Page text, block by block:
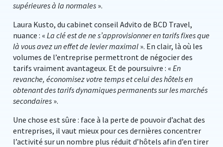
supérieures à la normales ».
Laura Kusto, du cabinet conseil Advito de BCD Travel,
nuance : « La clé est de ne s’approvisionner en tarifs fixes que
là vous avez un effet de levier maximal ». En clair, là où les
volumes de l’entreprise permettront de négocier des
tarifs vraiment avantageux. Et de poursuivre : « En
revanche, économisez votre temps et celui des hôtels en
obtenant des tarifs dynamiques permanents sur les marchés
secondaires ».
Une chose est sûre : face à la perte de pouvoir d’achat des
entreprises, il vaut mieux pour ces dernières concentrer
l’activité sur un nombre plus réduit d’hôtels afin d’en tirer